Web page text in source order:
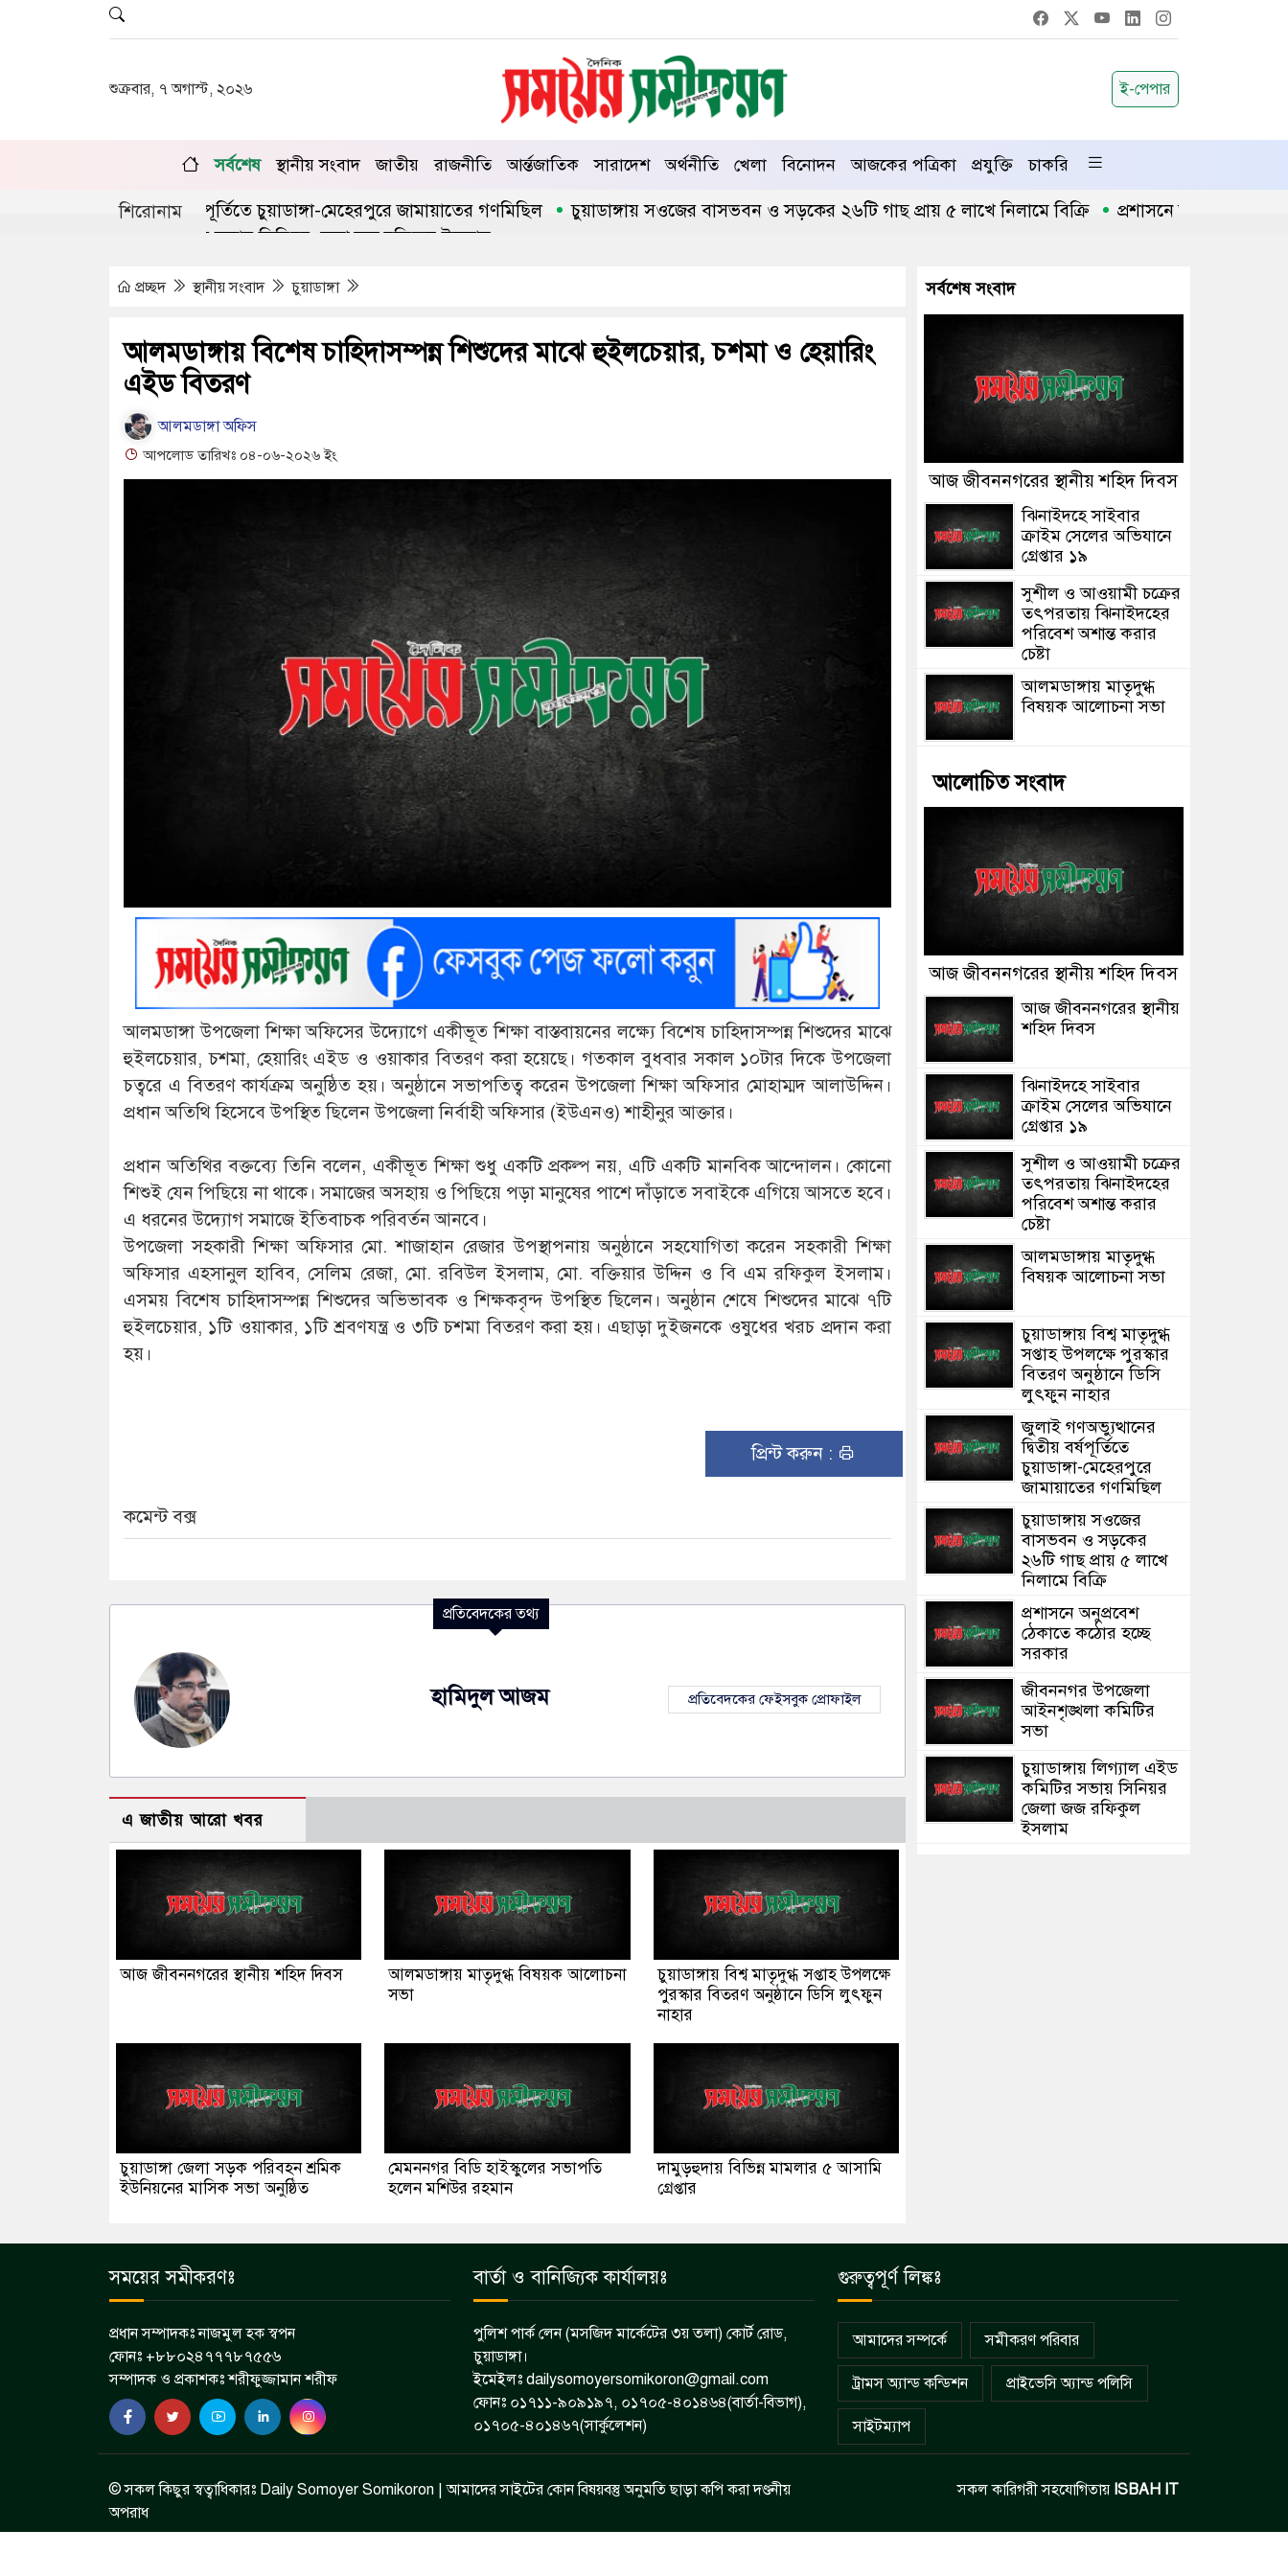
শুক্রবার, ৭ অগাস্ট, ২০২৬ ই-পেপার
সর্বশেষ স্থানীয় সংবাদ জাতীয় রাজনীতি আর্ন্তজাতিক সারাদেশ অর্থনীতি খেলা বিনোদন আজকের পত্রিকা প্রযুক্তি চাকরি
শিরোনাম
দ্বিতীয় বর্ষপূর্তিতে চুয়াডাঙ্গা-মেহেরপুরে জামায়াতের গণমিছিল চুয়াডাঙ্গায় সওজের বাসভবন ও সড়কের ২৬টি গাছ প্রায় ৫ লাখে নিলামে বিক্রি
প্রশাসনে অনুপ্রবেশ ঠেকাতে
লিগ্যাল এইড কমিটির সভায় সিনিয়র জেলা জজ রফিকুল ইসলাম
প্রচ্ছদ স্থানীয় সংবাদ চুয়াডাঙ্গা
আলমডাঙ্গায় বিশেষ চাহিদাসম্পন্ন শিশুদের মাঝে হুইলচেয়ার, চশমা ও হেয়ারিং
এইড বিতরণ
আলমডাঙ্গা অফিস
আপলোড তারিখঃ ০৪-০৬-২০২৬ ইং
আলমডাঙ্গা উপজেলা শিক্ষা অফিসের উদ্যোগে একীভূত শিক্ষা বাস্তবায়নের লক্ষ্যে বিশেষ চাহিদাসম্পন্ন শিশুদের মাঝে
হুইলচেয়ার, চশমা, হেয়ারিং এইড ও ওয়াকার বিতরণ করা হয়েছে। গতকাল বুধবার সকাল ১০টার দিকে উপজেলা
চত্বরে এ বিতরণ কার্যক্রম অনুষ্ঠিত হয়। অনুষ্ঠানে সভাপতিত্ব করেন উপজেলা শিক্ষা অফিসার মোহাম্মদ আলাউদ্দিন।
প্রধান অতিথি হিসেবে উপস্থিত ছিলেন উপজেলা নির্বাহী অফিসার (ইউএনও) শাহীনুর আক্তার।
প্রধান অতিথির বক্তব্যে তিনি বলেন, একীভূত শিক্ষা শুধু একটি প্রকল্প নয়, এটি একটি মানবিক আন্দোলন। কোনো
শিশুই যেন পিছিয়ে না থাকে। সমাজের অসহায় ও পিছিয়ে পড়া মানুষের পাশে দাঁড়াতে সবাইকে এগিয়ে আসতে হবে।
এ ধরনের উদ্যোগ সমাজে ইতিবাচক পরিবর্তন আনবে।
উপজেলা সহকারী শিক্ষা অফিসার মো. শাজাহান রেজার উপস্থাপনায় অনুষ্ঠানে সহযোগিতা করেন সহকারী শিক্ষা
অফিসার এহসানুল হাবিব, সেলিম রেজা, মো. রবিউল ইসলাম, মো. বক্তিয়ার উদ্দিন ও বি এম রফিকুল ইসলাম।
এসময় বিশেষ চাহিদাসম্পন্ন শিশুদের অভিভাবক ও শিক্ষকবৃন্দ উপস্থিত ছিলেন। অনুষ্ঠান শেষে শিশুদের মাঝে ৭টি
হুইলচেয়ার, ১টি ওয়াকার, ১টি শ্রবণযন্ত্র ও ৩টি চশমা বিতরণ করা হয়। এছাড়া দুইজনকে ওষুধের খরচ প্রদান করা
হয়।
প্রিন্ট করুন :
কমেন্ট বক্স
প্রতিবেদকের তথ্য
হামিদুল আজম প্রতিবেদকের ফেইসবুক প্রোফাইল
এ জাতীয় আরো খবর
আজ জীবননগরের স্থানীয় শহিদ দিবস
আলমডাঙ্গায় মাতৃদুগ্ধ বিষয়ক আলোচনা
সভা
চুয়াডাঙ্গায় বিশ্ব মাতৃদুগ্ধ সপ্তাহ উপলক্ষে
পুরস্কার বিতরণ অনুষ্ঠানে ডিসি লুৎফুন
নাহার
চুয়াডাঙ্গা জেলা সড়ক পরিবহন শ্রমিক
ইউনিয়নের মাসিক সভা অনুষ্ঠিত
মেমননগর বিডি হাইস্কুলের সভাপতি
হলেন মশিউর রহমান
দামুড়হুদায় বিভিন্ন মামলার ৫ আসামি
গ্রেপ্তার
সর্বশেষ সংবাদ
আজ জীবননগরের স্থানীয় শহিদ দিবস
ঝিনাইদহে সাইবার
ক্রাইম সেলের অভিযানে
গ্রেপ্তার ১৯
সুশীল ও আওয়ামী চক্রের
তৎপরতায় ঝিনাইদহের
পরিবেশ অশান্ত করার
চেষ্টা
আলমডাঙ্গায় মাতৃদুগ্ধ
বিষয়ক আলোচনা সভা
আলোচিত সংবাদ
আজ জীবননগরের স্থানীয় শহিদ দিবস
আজ জীবননগরের স্থানীয়
শহিদ দিবস
ঝিনাইদহে সাইবার
ক্রাইম সেলের অভিযানে
গ্রেপ্তার ১৯
সুশীল ও আওয়ামী চক্রের
তৎপরতায় ঝিনাইদহের
পরিবেশ অশান্ত করার
চেষ্টা
আলমডাঙ্গায় মাতৃদুগ্ধ
বিষয়ক আলোচনা সভা
চুয়াডাঙ্গায় বিশ্ব মাতৃদুগ্ধ
সপ্তাহ উপলক্ষে পুরস্কার
বিতরণ অনুষ্ঠানে ডিসি
লুৎফুন নাহার
জুলাই গণঅভ্যুত্থানের
দ্বিতীয় বর্ষপূর্তিতে
চুয়াডাঙ্গা-মেহেরপুরে
জামায়াতের গণমিছিল
চুয়াডাঙ্গায় সওজের
বাসভবন ও সড়কের
২৬টি গাছ প্রায় ৫ লাখে
নিলামে বিক্রি
প্রশাসনে অনুপ্রবেশ
ঠেকাতে কঠোর হচ্ছে
সরকার
জীবননগর উপজেলা
আইনশৃঙ্খলা কমিটির
সভা
চুয়াডাঙ্গায় লিগ্যাল এইড
কমিটির সভায় সিনিয়র
জেলা জজ রফিকুল
ইসলাম
সময়ের সমীকরণঃ
প্রধান সম্পাদকঃ নাজমুল হক স্বপন
ফোনঃ +৮৮০২৪৭৭৭৮৭৫৫৬
সম্পাদক ও প্রকাশকঃ শরীফুজ্জামান শরীফ
বার্তা ও বানিজ্যিক কার্যালয়ঃ
পুলিশ পার্ক লেন (মসজিদ মার্কেটের ৩য় তলা) কোর্ট রোড,
চুয়াডাঙ্গা।
ইমেইলঃ dailysomoyersomikoron@gmail.com
ফোনঃ ০১৭১১-৯০৯১৯৭, ০১৭০৫-৪০১৪৬৪(বার্তা-বিভাগ),
০১৭০৫-৪০১৪৬৭(সার্কুলেশন)
গুরুত্বপূর্ণ লিঙ্কঃ
আমাদের সম্পর্কে সমীকরণ পরিবার
ট্রামস অ্যান্ড কন্ডিশন প্রাইভেসি অ্যান্ড পলিসি
সাইটম্যাপ
© সকল কিছুর স্বত্বাধিকারঃ Daily Somoyer Somikoron | আমাদের সাইটের কোন বিষয়বস্তু অনুমতি ছাড়া কপি করা দণ্ডনীয়
অপরাধ
সকল কারিগরী সহযোগিতায় ISBAH IT